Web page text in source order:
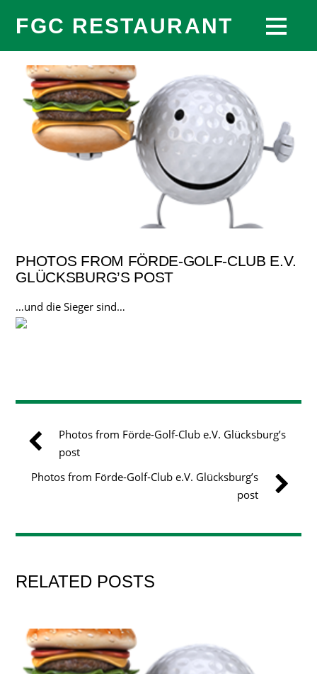
FGC RESTAURANT
PHOTOS FROM FÖRDE-GOLF-CLUB E.V.
GLÜCKSBURG’S POST
…und die Sieger sind…
Photos from Förde-Golf-Club e.V. Glücksburg’s
post
Photos from Förde-Golf-Club e.V. Glücksburg’s
post
RELATED POSTS